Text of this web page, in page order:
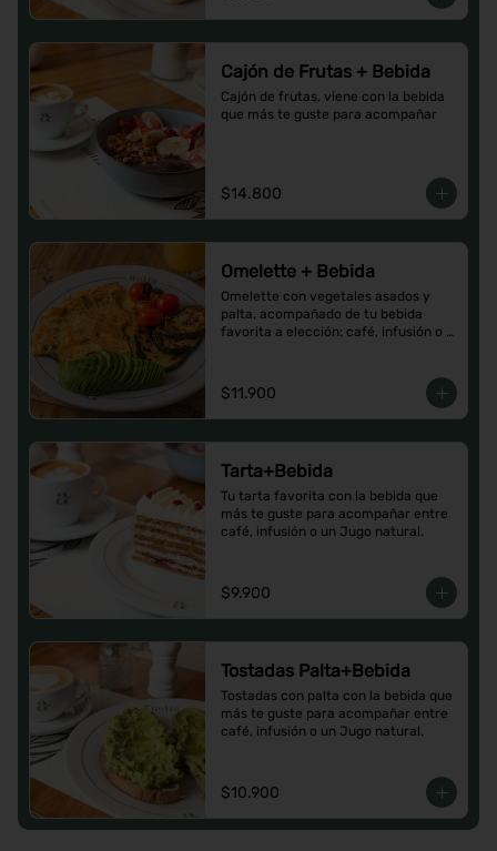
Cajón de Frutas + Bebida
Cajón de frutas, viene con la bebida
que más te guste para acompañar
$14.800
Omelette + Bebida
Omelette con vegetales asados y
palta, acompañado de tu bebida
favorita a elección: café, infusión o
$11.900
Tarta+Bebida
Tu tarta favorita con la bebida que
más te guste para acompañar entre
café, infusión o un Jugo natural.
$9.900
Tostadas Palta+Bebida
Tostadas con palta con la bebida que
más te guste para acompañar entre
café, infusión o un Jugo natural.
$10.900